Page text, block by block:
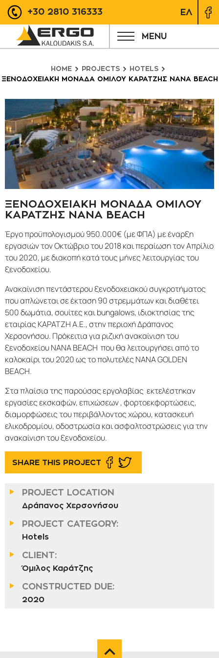
+30 2810 316333 ΕΛ
MENU
HOME PROJECTS
HOTELS
ΞΕΝΟΔΟΧΕΙΑΚΗ ΜΟΝΑΔΑ ΟΜΙΛΟΥ ΚΑΡΑΤΖΗΣ NANA BEACH
PROJECT LOCATION
Δράπανος Χερσονήσου
PROJECT CATEGORY:
Hotels
CLIENT:
Όμιλος Καράτζης
CONSTRUCTED DUE:
2020
ΞΕΝΟΔΟΧΕΙΑΚΗ ΜΟΝΑΔΑ ΟΜΙΛΟΥ
ΚΑΡΑΤΖΗΣ NANA BEACH
Έργο προϋπολογισμού 950.000€ (με ΦΠΑ) με έναρξη
εργασιών τον Οκτώβριο του 2018 και περαίωση τον Απρίλιο
του 2020, με διακοπή κατά τους μήνες λειτουργίας του
ξενοδοχείου.
Ανακαίνιση πεντάστερου ξενοδοχειακού συγκροτήματος
που απλώνεται σε έκταση 90 στρεμμάτων και διαθέτει
500 δωμάτια, σουίτες και bungalows, ιδιοκτησίας της
εταιρίας ΚΑΡΑΤΖΗ Α.Ε., στην περιοχή Δράπανος
Χερσονήσου. Πρόκειτια για ριζική ανακαίνιση του
ξενοδοχείου NANA BEACH που θα λειτουργήσει από το
καλοκαίρι του 2020 ως το πολυτελές NANA GOLDEN
BEACH.
Στα πλαίσια της παρούσας εργολαβίας εκτελέστηκαν
εργασίες εκσκαφών, επιχώσεων , φορτοεκφορτώσεις,
διαμορφώσεις του περιβάλλοντος χώρου, κατασκευή
ελικοδρομίου, οδοστρωσία και ασφαλτοστρώσεις για την
ανακαίνιση του ξενοδοχείου.
SHARE THIS PROJECT